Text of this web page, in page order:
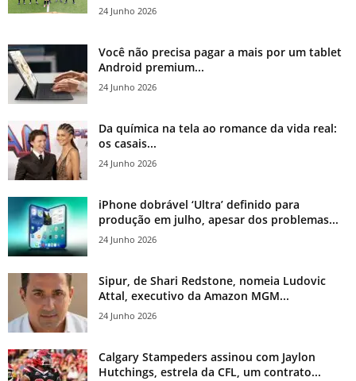
24 Junho 2026
Você não precisa pagar a mais por um tablet
Android premium...
24 Junho 2026
Da química na tela ao romance da vida real:
os casais...
24 Junho 2026
iPhone dobrável ‘Ultra’ definido para
produção em julho, apesar dos problemas...
24 Junho 2026
Sipur, de Shari Redstone, nomeia Ludovic
Attal, executivo da Amazon MGM...
24 Junho 2026
Calgary Stampeders assinou com Jaylon
Hutchings, estrela da CFL, um contrato...